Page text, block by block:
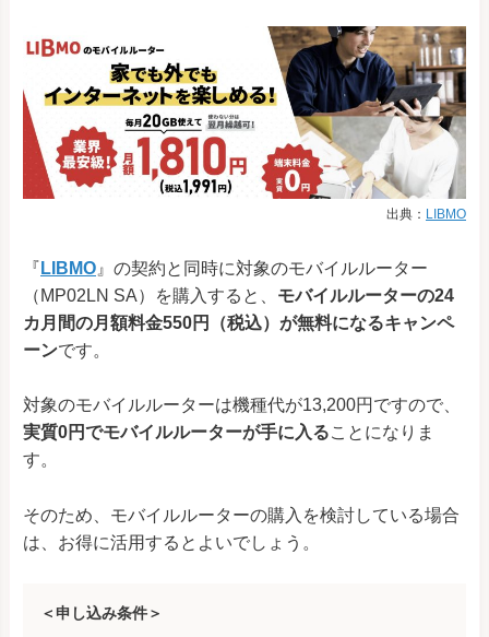
出典： LIBMO
『 LIBMO 』の契約と同時に対象のモバイルルーター
（MP02LN SA）を購入すると、 モバイルルーターの24
カ月間の月額料金550円（税込）が無料になるキャンペ
ーンです。
対象のモバイルルーターは機種代が13,200円ですので、
実質0円でモバイルルーターが手に入ることになりま
す。
そのため、モバイルルーターの購入を検討している場合
は、お得に活用するとよいでしょう。
＜申し込み条件＞